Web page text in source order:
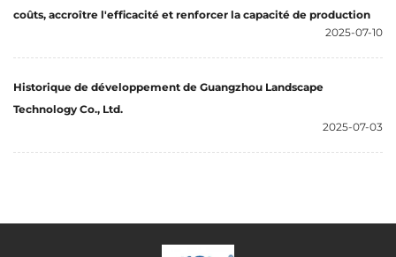
coûts, accroître l'efficacité et renforcer la capacité de production
2025-07-10
Historique de développement de Guangzhou Landscape
Technology Co., Ltd.
2025-07-03